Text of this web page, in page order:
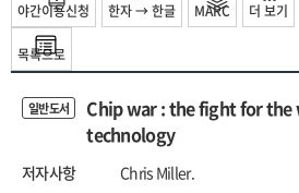
목록으로
야간이용신청 한자 → 한글 MARC 더 보기
일반도서
Chip war : the fight for
technology
저자사항
Chris Miller.